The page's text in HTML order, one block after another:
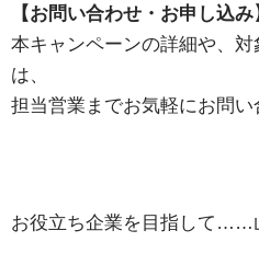
【お問い合わせ・お申し込み
本キャンペーンの詳細や、
は、
担当営業までお気軽にお問
お役立ち企業を目指して……